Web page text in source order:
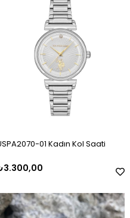
USPA2070-01 Kadın Kol Saati